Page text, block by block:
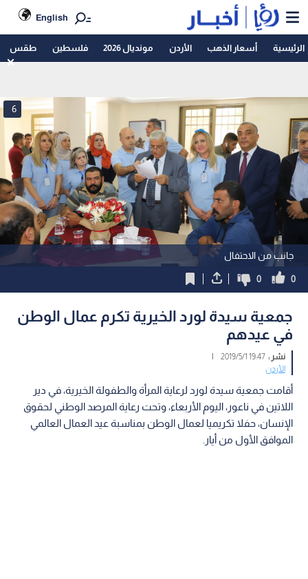
English
الرئيسية أسعار الذهب الأردن مونديال 2026 فلسطين طقس
جانب من الاحتفال
6
0
0
جمعية سيدة لورد الخيرية تكرم عمال الوطن
في عيدهم
نشر :19:47 2019/5/1
|
الأردن
أقامت جمعية سيدة لورد لرعاية المرأة والطفولة الخيرية، في دير
اللاتين في ناعور، اليوم الأربعاء، وتحت رعاية المرصد الوطني لحقوق
الإنسان، حفلا تكريميا لعمال الوطن بمناسبة عيد العمال العالمي
الموافق الأول من أيار.